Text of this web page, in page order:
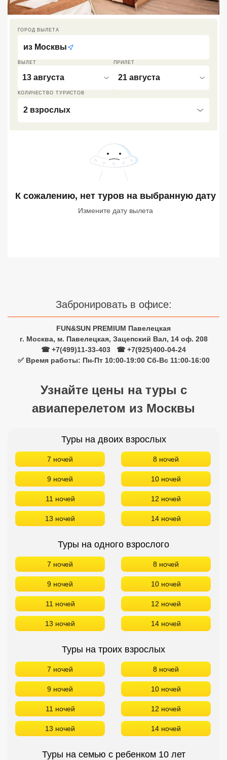
ВЫЛЕТ
13 августа
ПРИЛЕТ
21 августа
КОЛИЧЕСТВО ТУРИСТОВ
2 взрослых
ГОРОД ВЫЛЕТА
из Москвы
К сожалению, нет туров на выбранную дату
Измените дату вылета
Забронировать в офисе:
FUN&SUN PREMIUM Павелецкая
г. Москва, м. Павелецкая, Зацепский Вал, 14 оф. 208
☎ +7(499)11-33-403
☎ +7(925)400-04-24
✅ Время работы: Пн-Пт 10:00-19:00 Сб-Вс 11:00-16:00
Узнайте цены на туры с
авиаперелетом из Москвы
Туры на двоих взрослых
7 ночей 8 ночей
9 ночей 10 ночей
11 ночей 12 ночей
13 ночей 14 ночей
Туры на одного взрослого
7 ночей 8 ночей
9 ночей 10 ночей
11 ночей 12 ночей
13 ночей 14 ночей
Туры на троих взрослых
7 ночей 8 ночей
9 ночей 10 ночей
11 ночей 12 ночей
13 ночей 14 ночей
Туры на семью с ребенком 10 лет
Экскурсионные туры
VIP отели 5 звезд
ТОП 10 лучших отелей 5*
ТОП 10 недорогих отелей
5*
Лучшие отели 4* звезды
Лучшие отели 3* звезды
Сетевые отели Турции
Сетевые отели Шри Ланки
Сетевые отели Вьетнама
Сетевые отели Мальдив
Сетевые отели Бали